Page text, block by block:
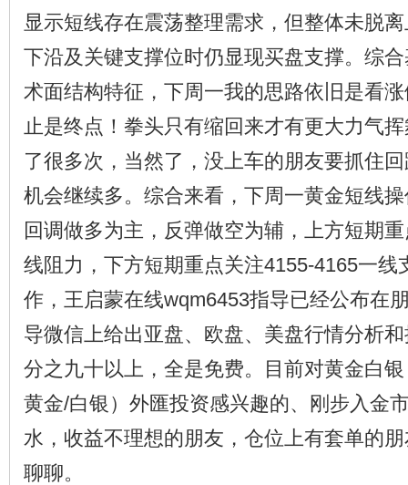
显示短线存在震荡整理需求，但整体未脱
下沿及关键支撑位时仍显现买盘支撑。综
术面结构特征，下周一我的思路依旧是看
止是终点！拳头只有缩回来才有更大力气
了很多次，当然了，没上车的朋友要抓住
机会继续多。综合来看，下周一黄金短线
回调做多为主，反弹做空为辅，上方短期
线阻力，下方短期重点关注4155-4165一线
作，王启蒙在线wqm6453指导已经公布在
导微信上给出亚盘、欧盘、美盘行情分析
分之九十以上，全是免费。目前对黄金白
黄金/白银）外匯投资感兴趣的、刚步入金
水，收益不理想的朋友，仓位上有套单的
聊聊。